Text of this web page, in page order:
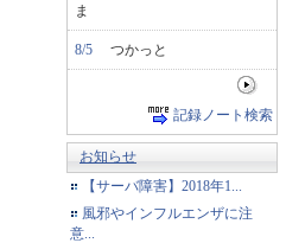
ま
8/5 つかっと
記録ノート検索
お知らせ
【サーバ障害】2018年1...
風邪やインフルエンザに注
意...